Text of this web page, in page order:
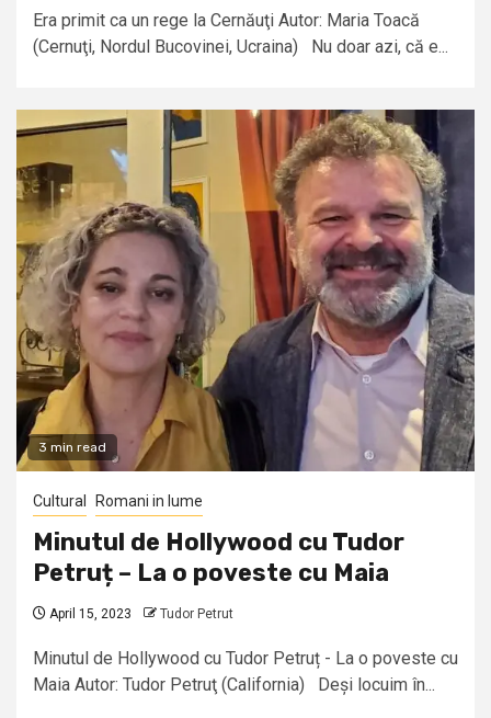
Era primit ca un rege la Cernăuţi Autor: Maria Toacă
(Cernuţi, Nordul Bucovinei, Ucraina) Nu doar azi, că e...
3 min read
Cultural Romani in lume
Minutul de Hollywood cu Tudor
Petruț – La o poveste cu Maia
April 15, 2023 Tudor Petrut
Minutul de Hollywood cu Tudor Petruț - La o poveste cu
Maia Autor: Tudor Petruţ (California) Deși locuim în...